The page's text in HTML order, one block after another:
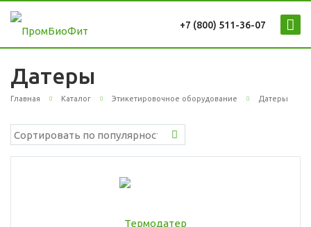
+7 (800) 511-36-07
Датеры
Главная Каталог Этикетировочное оборудование Датеры